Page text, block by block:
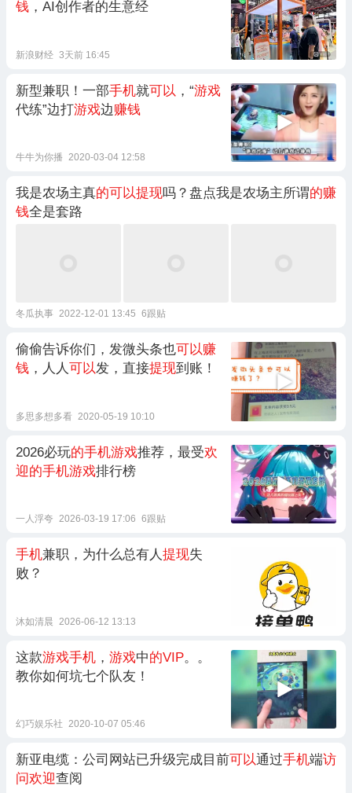
钱 ，AI创作者的生意经
新浪财经 3天前 16:45
新型兼职！一部手机就可以 ，“游戏
代练”边打游戏边赚钱
牛牛为你播 2020-03-04 12:58
我是农场主真的可以提现吗？盘点我是农场主所谓的赚
钱全是套路
冬瓜执事 2022-12-01 13:45 6跟贴
偷偷告诉你们，发微头条也可以赚
钱 ，人人可以发，直接提现到账！
多思多想多看 2020-05-19 10:10
2026必玩的手机游戏推荐，最受欢
迎的手机游戏排行榜
一人浮夸 2026-03-19 17:06 6跟贴
手机兼职，为什么总有人提现失
败？
沐如清晨 2026-06-12 13:13
这款游戏手机 ， 游戏中的VIP。。
教你如何坑七个队友！
幻巧娱乐社 2020-10-07 05:46
新亚电缆：公司网站已升级完成目前可以通过手机端访
问欢迎查阅